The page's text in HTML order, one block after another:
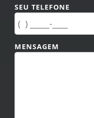
SEU TELEFONE
MENSAGEM